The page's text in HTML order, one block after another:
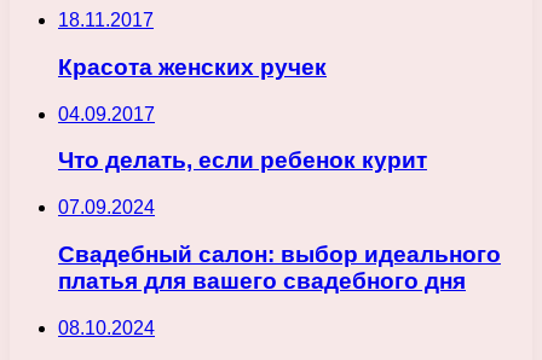
18.11.2017
Красота женских ручек
04.09.2017
Что делать, если ребенок курит
07.09.2024
Свадебный салон: выбор идеального
платья для вашего свадебного дня
08.10.2024